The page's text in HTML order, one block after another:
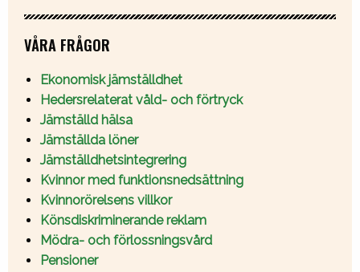
VÅRA FRÅGOR
Ekonomisk jämställdhet
Hedersrelaterat våld- och förtryck
Jämställd hälsa
Jämställda löner
Jämställdhetsintegrering
Kvinnor med funktionsnedsättning
Kvinnorörelsens villkor
Könsdiskriminerande reklam
Mödra- och förlossningsvård
Pensioner